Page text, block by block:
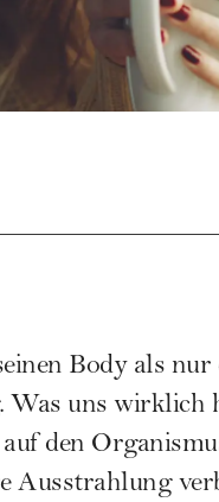
Body als
uns wirklich
den
Ausstrahlung